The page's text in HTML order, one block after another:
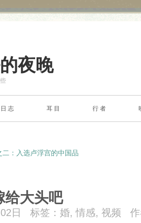
夜晚
日 志 耳 目 行 者
二：入选卢浮宫的中国品
给大头吧
日 标签： 婚,情感, 视频